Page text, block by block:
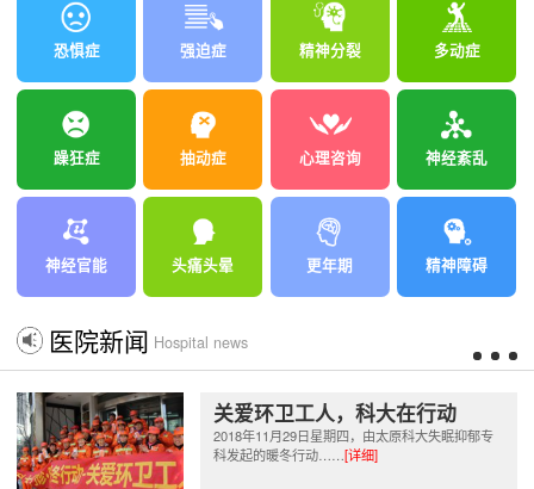
恐惧症 强迫症 精神分裂 多动症
躁狂症 抽动症 心理咨询 神经紊乱
神经官能 头痛头晕 更年期 精神障碍
医院新闻 Hospital news
关爱环卫工人，科大在行动
2018年11月29日星期四，由太原科大失眠抑郁专
科发起的暖冬行动……[详细]